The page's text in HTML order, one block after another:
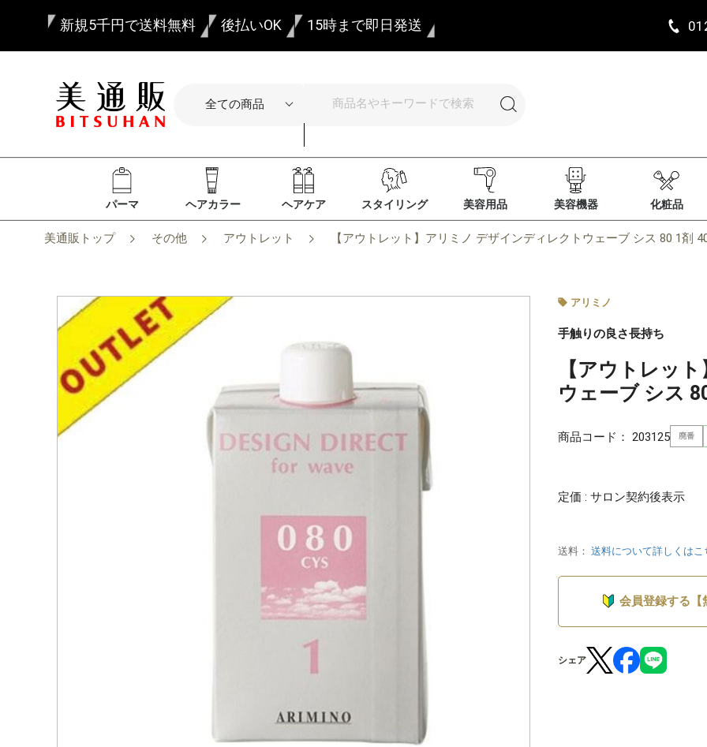
新規5千円で送料無料 後払いOK 15時まで即日発送
パーマ ヘアカラー ヘアケア スタイリング 美容用品 美容機器 化粧品
美通販トップ その他 アウトレット 【アウトレット】アリミノ デザインディレクトウェーブ シス 80 1剤
アリミノ
手触りの良さ長持ち
【アウトレッ
ウェーブ シス
商品コード： 203125 廃番
定価 : サロン契約後表示
送料： 送料について詳しくはこ
会員登録する【
シェア